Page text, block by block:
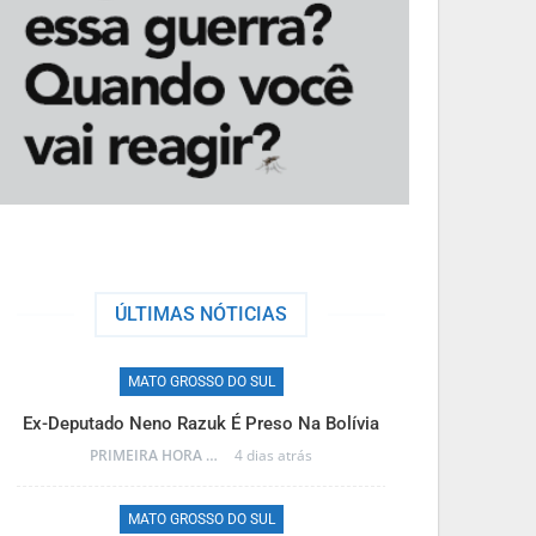
ÚLTIMAS NÓTICIAS
MATO GROSSO DO SUL
Ex-Deputado Neno Razuk É Preso Na Bolívia
PRIMEIRA HORA ONLINE 4 dias atrás
MATO GROSSO DO SUL